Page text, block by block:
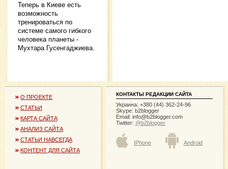
Теперь в Киеве есть
возможность
тренироваться по
системе самого гибкого
человека планеты -
Мухтара Гусенгаджиева.
О ПРОЕКТЕ
СТАТЬИ
КАРТА САЙТА
АНАЛИЗ САЙТА
СТАТЬИ НАВСЕГДА
КОНТЕНТ ДЛЯ САЙТА
КОНТАКТЫ РЕДАКЦИИ САЙТА
Украина: +380 (44) 362-24-96
Skype: b2blogger
Email: info@b2blogger.com
Twitter: @b2blogger
IPhone Android